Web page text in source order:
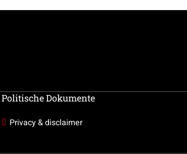
Politische Dokumente
Privacy & disclaimer